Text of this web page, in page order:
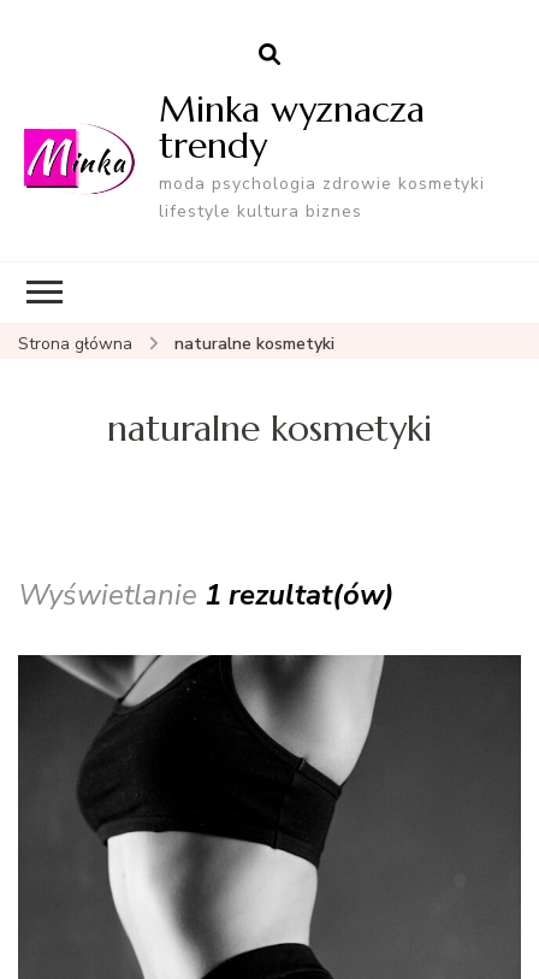
Minka wyznacza
trendy
moda psychologia zdrowie kosmetyki
lifestyle kultura biznes
Strona główna naturalne kosmetyki
naturalne kosmetyki
Wyświetlanie 1 rezultat(ów)